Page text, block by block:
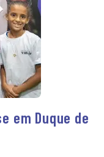
em Duque de